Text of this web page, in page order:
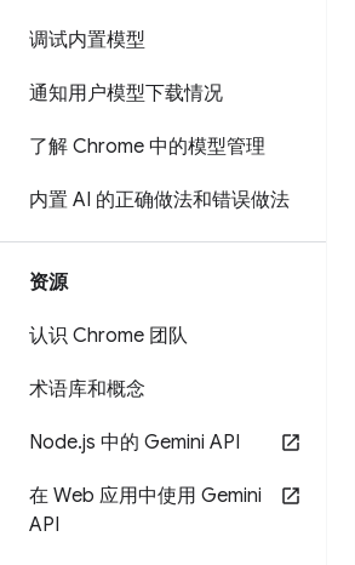
调试内置模型
通知用户模型下载情况
了解 Chrome 中的模型管理
内置 AI 的正确做法和错误做法
资源
认识 Chrome 团队
术语库和概念
Node.js 中的 Gemini API
在 Web 应用中使用 Gemini
API